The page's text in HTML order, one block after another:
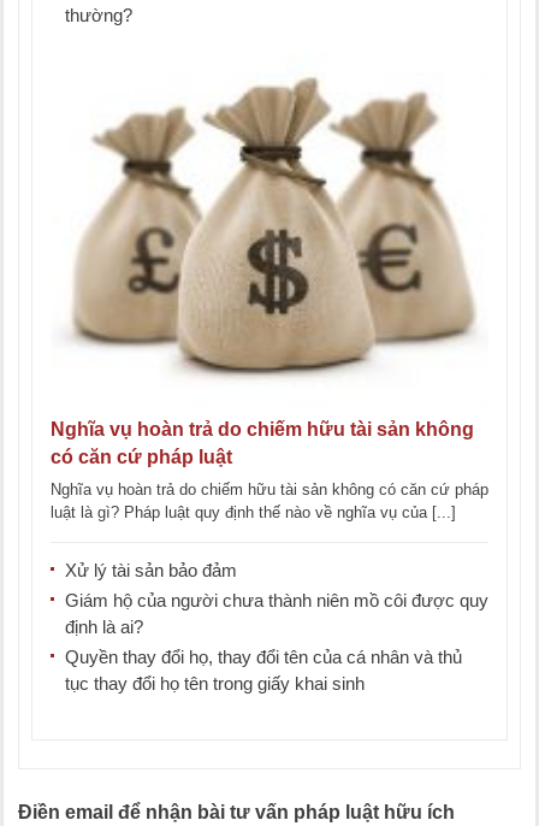
thường?
Nghĩa vụ hoàn trả do chiếm hữu tài sản không
có căn cứ pháp luật
Nghĩa vụ hoàn trả do chiếm hữu tài sản không có căn cứ pháp
luật là gì? Pháp luật quy định thế nào về nghĩa vụ của [...]
Xử lý tài sản bảo đảm
Giám hộ của người chưa thành niên mồ côi được quy
định là ai?
Quyền thay đổi họ, thay đổi tên của cá nhân và thủ
tục thay đổi họ tên trong giấy khai sinh
Điền email để nhận bài tư vấn pháp luật hữu ích